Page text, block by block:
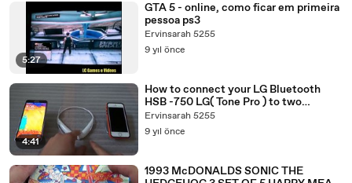
5:27
GTA 5 - online, como ficar em primeira
pessoa ps3
Ervinsarah 5255
9 yıl önce
4:41
How to connect your LG Bluetooth
HSB -750 LG( Tone Pro ) to two
different devices
Ervinsarah 5255
9 yıl önce
1993 McDONALDS SONIC THE